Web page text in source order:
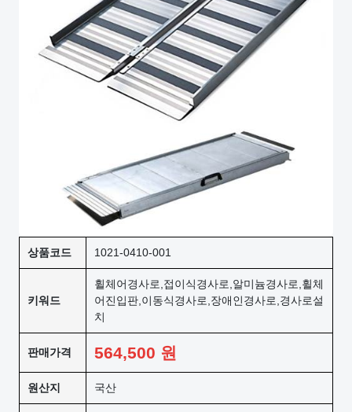
상품코드 1021-0410-001
키워드
휠체어경사로,접이식경사로,알미늄경사로,휠체
어진입판,이동식경사로,장애인경사로,경사로설
치
판매가격 564,500 원
원산지 국산